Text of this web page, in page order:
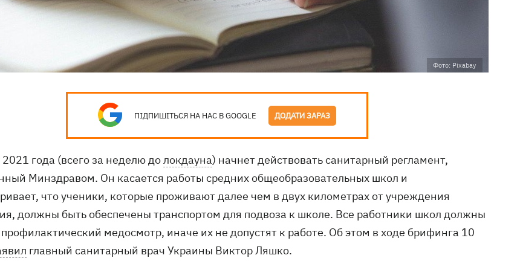
Фото: Pixabay
ПІДПИШІТЬСЯ НА НАС В GOOGLE ДОДАТИ ЗАРАЗ
года (всего за неделю долокдауна) начнет действовать санитарный регламент,
Минздравом. Он касается работы средних общеобразовательных школ и
что ученики, которые проживают далее чем в двух километрах от учреждения
должны быть обеспечены транспортом для подвоза к школе. Все работники школ должны
медосмотр, иначе их не допустят к работе. Об этом в ходе брифинга 10
главный санитарный врач Украины Виктор Ляшко.